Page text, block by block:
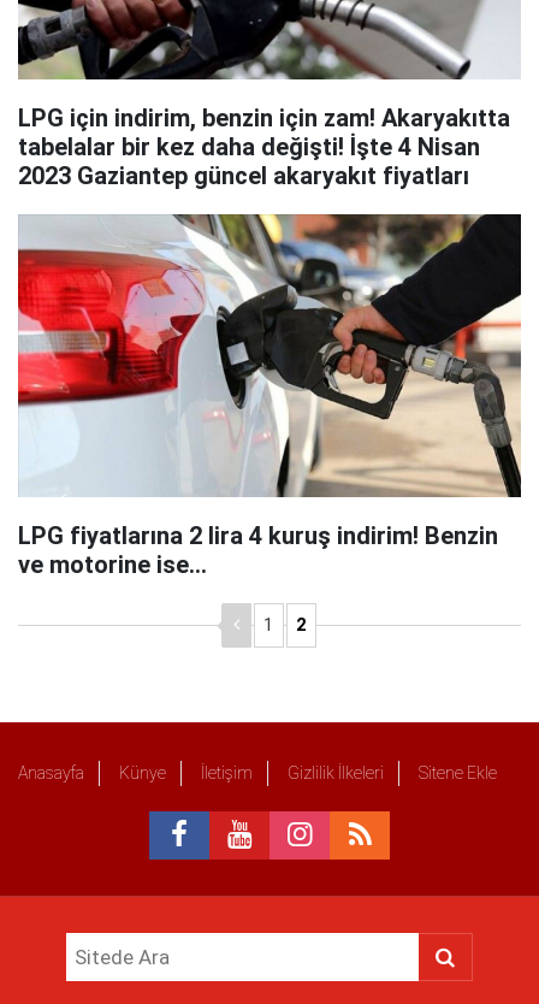
LPG için indirim, benzin için zam! Akaryakıtta
tabelalar bir kez daha değişti! İşte 4 Nisan
2023 Gaziantep güncel akaryakıt fiyatları
LPG fiyatlarına 2 lira 4 kuruş indirim! Benzin
ve motorine ise…
1 2
Anasayfa Künye İletişim Gizlilik İlkeleri Sitene Ekle